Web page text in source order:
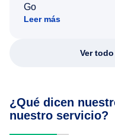
Go
Leer más
Ver
¿Qué dicen
nuestro servicio?